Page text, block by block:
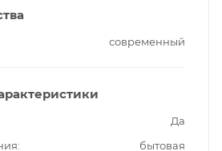
современный
Да
бытовая